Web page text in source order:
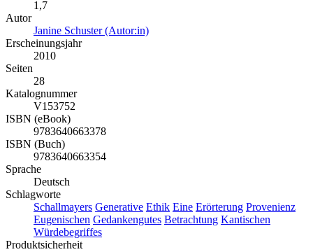
1,7
Autor
Janine Schuster (Autor:in)
Erscheinungsjahr
2010
Seiten
28
Katalognummer
V153752
ISBN (eBook)
9783640663378
ISBN (Buch)
9783640663354
Sprache
Deutsch
Schlagworte
Schallmayers Generative Ethik Eine Erörterung Provenienz
Eugenischen Gedankengutes Betrachtung Kantischen
Würdebegriffes
Produktsicherheit